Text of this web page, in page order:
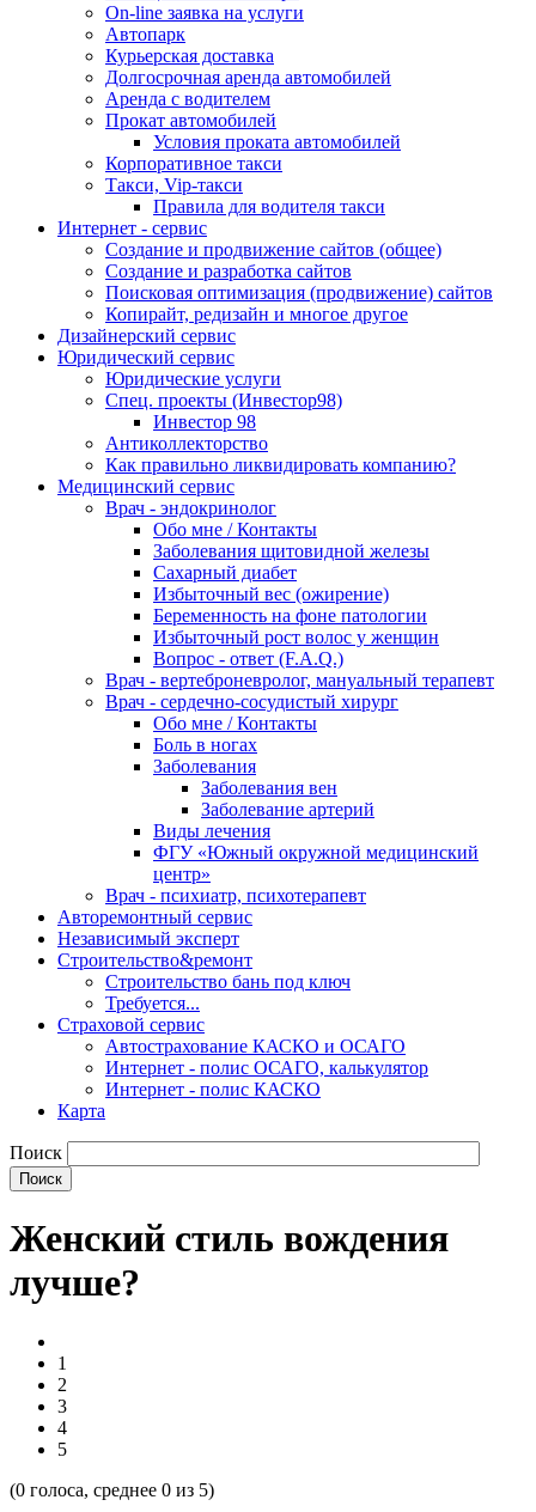
On-line заявка на услуги
Автопарк
Курьерская доставка
Долгосрочная аренда автомобилей
Аренда с водителем
Прокат автомобилей
Условия проката автомобилей
Корпоративное такси
Такси, Vip-такси
Правила для водителя такси
Интернет - сервис
Создание и продвижение сайтов (общее)
Создание и разработка сайтов
Поисковая оптимизация (продвижение) сайтов
Копирайт, редизайн и многое другое
Дизайнерский сервис
Юридический сервис
Юридические услуги
Спец. проекты (Инвестор98)
Инвестор 98
Антиколлекторство
Как правильно ликвидировать компанию?
Медицинский сервис
Врач - эндокринолог
Обо мне / Контакты
Заболевания щитовидной железы
Сахарный диабет
Избыточный вес (ожирение)
Беременность на фоне патологии
Избыточный рост волос у женщин
Вопрос - ответ (F.A.Q.)
Врач - вертеброневролог, мануальный терапевт
Врач - сердечно-сосудистый хирург
Обо мне / Контакты
Боль в ногах
Заболевания
Заболевания вен
Заболевание артерий
Виды лечения
ФГУ «Южный окружной медицинский
центр»
Врач - психиатр, психотерапевт
Авторемонтный сервис
Независимый эксперт
Строительство&ремонт
Строительство бань под ключ
Требуется...
Страховой сервис
Автострахование КАСКО и ОСАГО
Интернет - полис ОСАГО, калькулятор
Интернет - полис КАСКО
Карта
Поиск
Женский стиль вождения
лучше?
1
2
3
4
5
(0 голоса, среднее 0 из 5)